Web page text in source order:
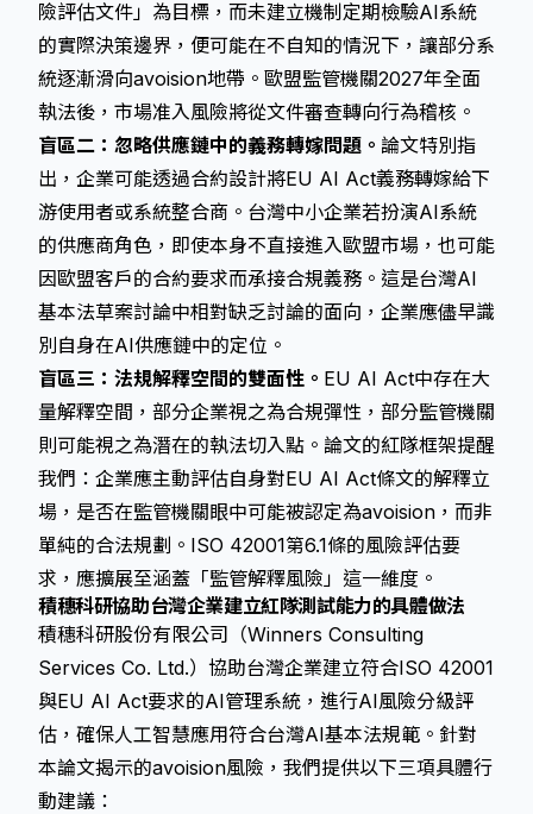
險評估文件」為目標，而未建立機制定期檢驗AI系統
的實際決策邊界，便可能在不自知的情況下，讓部分系
統逐漸滑向avoision地帶。歐盟監管機關2027年全面
執法後，市場准入風險將從文件審查轉向行為稽核。
盲區二：忽略供應鏈中的義務轉嫁問題。 論文特別指
出，企業可能透過合約設計將EU AI Act義務轉嫁給下
游使用者或系統整合商。台灣中小企業若扮演AI系統
的供應商角色，即使本身不直接進入歐盟市場，也可能
因歐盟客戶的合約要求而承接合規義務。這是台灣AI
基本法草案討論中相對缺乏討論的面向，企業應儘早識
別自身在AI供應鏈中的定位。
盲區三： 法規解釋空間的雙面性。 EU AI Act中存在大
量解釋空間，部分企業視之為合規彈性，部分監管機關
則可能視之為潛在的執法切入點。論文的紅隊框架提醒
我們：企業應主動評估自身對EU AI Act條文的解釋立
場，是否在監管機關眼中可能被認定為avoision，而非
單純的合法規劃。ISO 42001第6.1條的風險評估要
求，應擴展至涵蓋「監管解釋風險」這一維度。
積穗科研協助台灣企業建立紅隊測試能力的具體做法
積穗科研股份有限公司（Winners Consulting
Services Co. Ltd.）協助台灣企業建立符合ISO 42001
與EU AI Act要求的AI管理系統，進行AI風險分級評
估，確保人工智慧應用符合台灣AI基本法規範。針對
本論文揭示的avoision風險，我們提供以下三項具體行
動建議：